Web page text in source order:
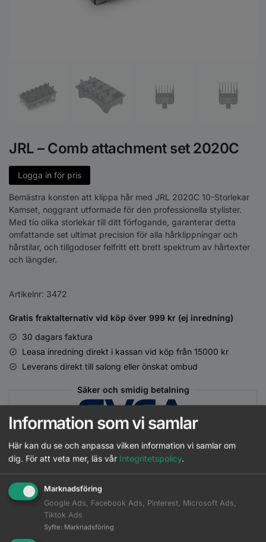
JRL – Comb attachment set 2020C
Logga in för pris
Bemästra konsten att klippa hår med JRL 2020C 10-Storlekar
Kamset, noggrant utformade för den professionella stylister.
Med tio olika storlekar till ditt förfogande, garanterar detta
omfattande set ultimat precision för alla hårklippningar och
hårstilar, och tillgodoser felfritt ett brett spektrum av hårtexter
och längder.
Artikelnr: 3472
Gratis fraktalternativ vid köp över 999 kr (ej inredning)
30 dagars faktura
Leasa inredning direkt i kassan vid köp från 15000 kr
Leverans direkt till salong eller önskat ombud
Säker och smidig betalning
Beskrivning
Ytterligare information
Information som vi samlar
Här kan du se och anpassa vilken information vi samlar om
dig. För att veta mer, läs vår Integritetspolicy.
Marknadsföring
Google Ads, Facebook Ads, Pinterest, Microsoft Ads,
Tiktok Ads
Syfte: Marknadsföring